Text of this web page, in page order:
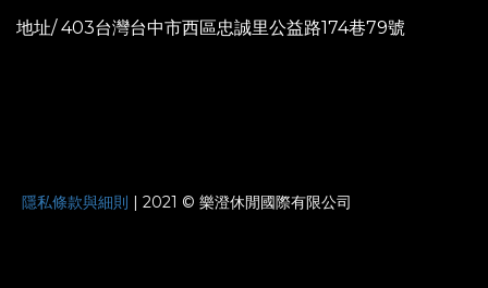
地址/ 403台灣台中市西區忠誠里公益路174巷79號
隱私條款與細則 | 2021 © 樂澄休閒國際有限公司